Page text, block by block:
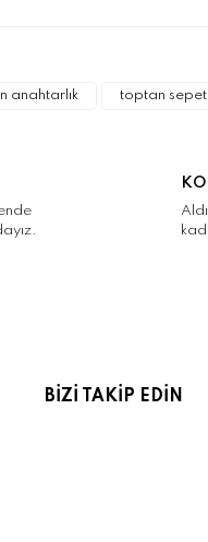
anahtarlık toptan
BİZİ TAKİP EDİN